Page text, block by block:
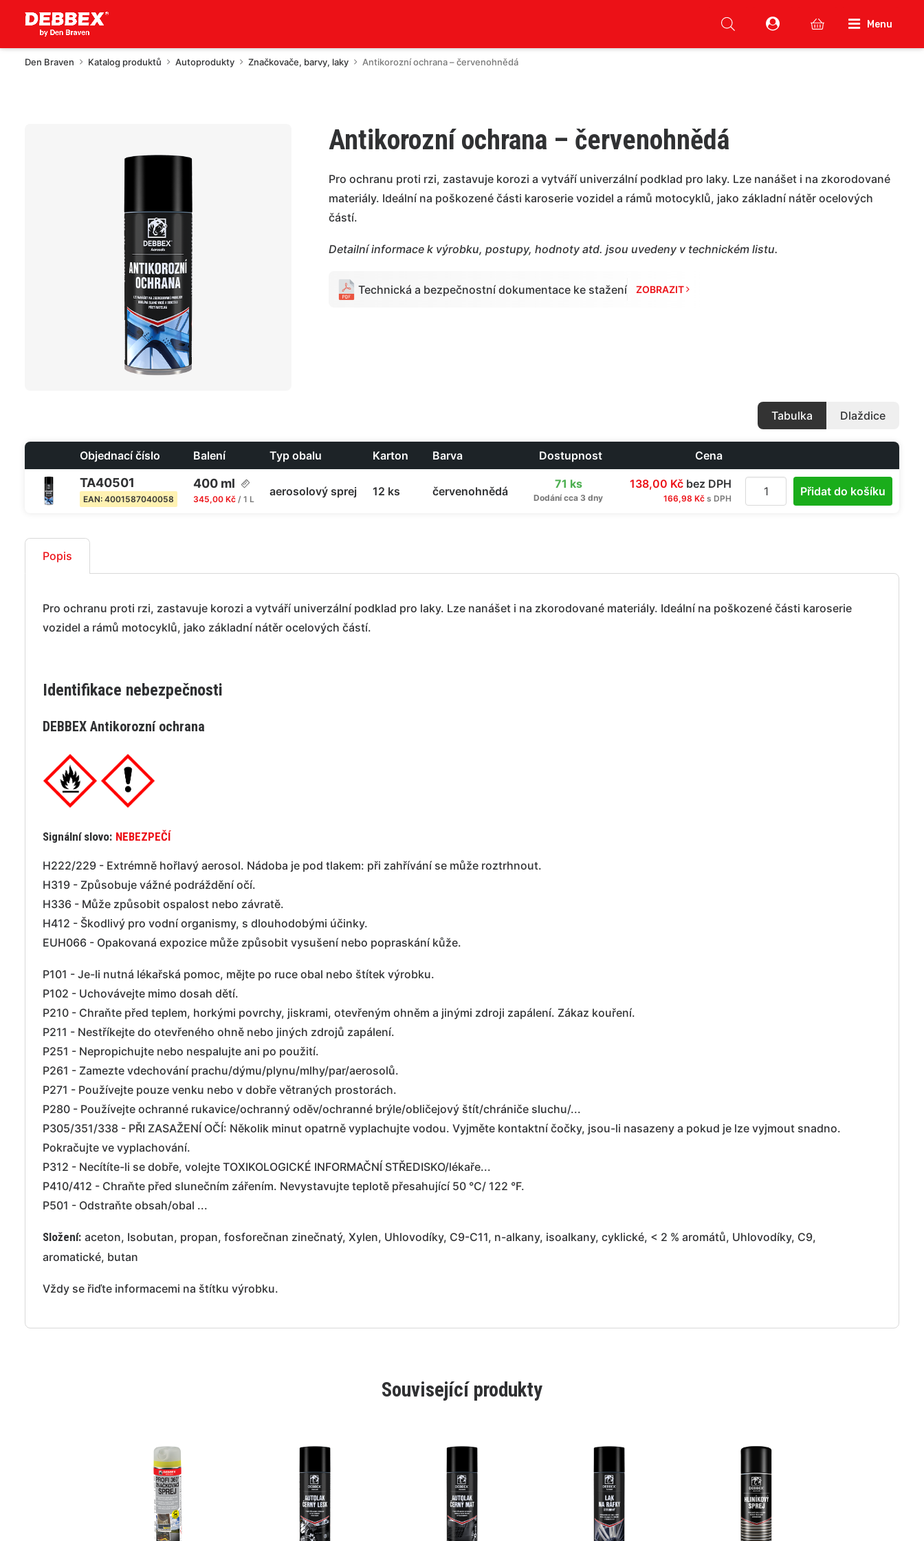
Menu
Den Braven Katalog produktů Autoprodukty Značkovače, barvy, laky Antikorozní ochrana – červenohnědá
Antikorozní ochrana – červenohnědá
Pro ochranu proti rzi, zastavuje korozi a vytváří univerzální podklad pro laky. Lze nanášet i na zkorodované
materiály. Ideální na poškozené části karoserie vozidel a rámů motocyklů, jako základní nátěr ocelových
částí.
Detailní informace k výrobku, postupy, hodnoty atd. jsou uvedeny v technickém listu.
Technická a bezpečnostní dokumentace ke stažení ZOBRAZIT
Popis
Pro ochranu proti rzi, zastavuje korozi a vytváří univerzální podklad pro laky. Lze nanášet i na zkorodované materiály. Ideální na poškozené části karoserie
vozidel a rámů motocyklů, jako základní nátěr ocelových částí.
Identifikace nebezpečnosti
DEBBEX Antikorozní ochrana
Signální slovo: NEBEZPEČÍ
H222/229 - Extrémně hořlavý aerosol. Nádoba je pod tlakem: při zahřívání se může roztrhnout.
H319 - Způsobuje vážné podráždění očí.
H336 - Může způsobit ospalost nebo závratě.
H412 - Škodlivý pro vodní organismy, s dlouhodobými účinky.
EUH066 - Opakovaná expozice může způsobit vysušení nebo popraskání kůže.
P101 - Je-li nutná lékařská pomoc, mějte po ruce obal nebo štítek výrobku.
P102 - Uchovávejte mimo dosah dětí.
P210 - Chraňte před teplem, horkými povrchy, jiskrami, otevřeným ohněm a jinými zdroji zapálení. Zákaz kouření.
P211 - Nestříkejte do otevřeného ohně nebo jiných zdrojů zapálení.
P251 - Nepropichujte nebo nespalujte ani po použití.
P261 - Zamezte vdechování prachu/dýmu/plynu/mlhy/par/aerosolů.
P271 - Používejte pouze venku nebo v dobře větraných prostorách.
P280 - Používejte ochranné rukavice/ochranný oděv/ochranné brýle/obličejový štít/chrániče sluchu/...
P305/351/338 - PŘI ZASAŽENÍ OČÍ: Několik minut opatrně vyplachujte vodou. Vyjměte kontaktní čočky, jsou-li nasazeny a pokud je lze vyjmout snadno.
Pokračujte ve vyplachování.
P312 - Necítíte-li se dobře, volejte TOXIKOLOGICKÉ INFORMAČNÍ STŘEDISKO/lékaře...
P410/412 - Chraňte před slunečním zářením. Nevystavujte teplotě přesahující 50 °C/ 122 °F.
P501 - Odstraňte obsah/obal ...
Složení: aceton, Isobutan, propan, fosforečnan zinečnatý, Xylen, Uhlovodíky, C9-C11, n-alkany, isoalkany, cyklické, < 2 % aromátů, Uhlovodíky, C9,
aromatické, butan
Vždy se řiďte informacemi na štítku výrobku.
Související produkty
Tabulka Dlaždice
Objednací číslo Balení Typ obalu Karton Barva Dostupnost Cena
TA40501
EAN: 4001587040058
400 ml
345,00 Kč / 1 L
aerosolový sprej 12 ks červenohnědá
71 ks
Dodání cca 3 dny
138,00 Kč bez DPH
166,98 Kč s DPH
Přidat do košíku